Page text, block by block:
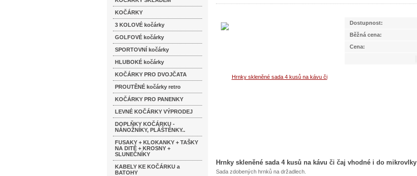
KOČÁRKY
3 KOLOVÉ kočárky
GOLFOVÉ kočárky
SPORTOVNÍ kočárky
HLUBOKÉ kočárky
KOČÁRKY PRO DVOJČATA
PROUTĚNÉ kočárky retro
KOČÁRKY PRO PANENKY
LEVNÉ KOČÁRKY VÝPRODEJ
DOPLŇKY KOČÁRKU -
NÁNOŽNÍKY, PLÁŠTĚNKY..
FUSAKY + KLOKANKY + TAŠKY
NA DITĚ + KROSNY +
SLUNEČNÍKY
KABELY KE KOČÁRKU a
BATOHY
Dostupnost:
Běžná cena:
Cena:
Hrnky skleněné sada 4 kusů na kávu či čaj vhodné i do mikrovlky
Sada zdobených hrnků na držadlech.